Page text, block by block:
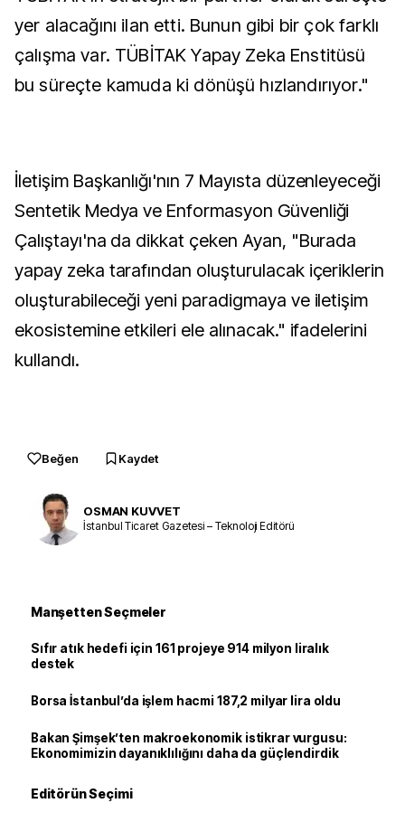
yer alacağını ilan etti. Bunun gibi bir çok farklı
çalışma var. TÜBİTAK Yapay Zeka Enstitüsü
bu süreçte kamuda ki dönüşü hızlandırıyor."
İletişim Başkanlığı'nın 7 Mayısta düzenleyeceği
Sentetik Medya ve Enformasyon Güvenliği
Çalıştayı'na da dikkat çeken Ayan, "Burada
yapay zeka tarafından oluşturulacak içeriklerin
oluşturabileceği yeni paradigmaya ve iletişim
ekosistemine etkileri ele alınacak." ifadelerini
kullandı.
Beğen Kaydet
OSMAN KUVVET
İstanbul Ticaret Gazetesi – Teknoloji Editörü
Manşetten Seçmeler
Sıfır atık hedefi için 161 projeye 914 milyon liralık
destek
Borsa İstanbul’da işlem hacmi 187,2 milyar lira oldu
Bakan Şimşek’ten makroekonomik istikrar vurgusu:
Ekonomimizin dayanıklılığını daha da güçlendirdik
Editörün Seçimi